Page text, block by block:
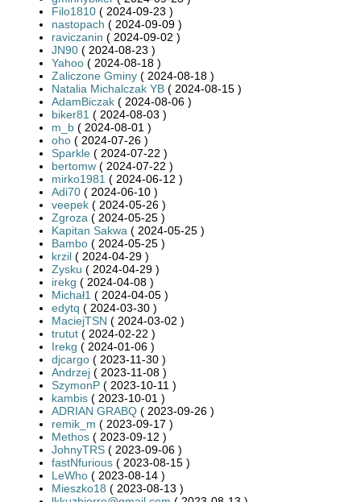
Filo1810 ( 2024-09-23 )
nastopach ( 2024-09-09 )
raviczanin ( 2024-09-02 )
JN90 ( 2024-08-23 )
Yahoo ( 2024-08-18 )
Zaliczone Gminy ( 2024-08-18 )
Natalia Michalczak YB ( 2024-08-15 )
AdamBiczak ( 2024-08-06 )
biker81 ( 2024-08-03 )
m_b ( 2024-08-01 )
oho ( 2024-07-26 )
Sparkle ( 2024-07-22 )
bertomw ( 2024-07-22 )
mirko1981 ( 2024-06-12 )
Adi70 ( 2024-06-10 )
veepek ( 2024-05-26 )
Zgroza ( 2024-05-25 )
Kapitan Sakwa ( 2024-05-25 )
Bambo ( 2024-05-25 )
krzil ( 2024-04-29 )
Zysku ( 2024-04-29 )
irekg ( 2024-04-08 )
Michał1 ( 2024-04-05 )
edytq ( 2024-03-30 )
MaciejTSN ( 2024-03-02 )
trutut ( 2024-02-22 )
Irekg ( 2024-01-06 )
djcargo ( 2023-11-30 )
Andrzej ( 2023-11-08 )
SzymonP ( 2023-10-11 )
kambis ( 2023-10-01 )
ADRIAN GRABQ ( 2023-09-26 )
remik_m ( 2023-09-17 )
Methos ( 2023-09-12 )
JohnyTRS ( 2023-09-06 )
fastNfurious ( 2023-08-15 )
LeWho ( 2023-08-14 )
Mieszko18 ( 2023-08-13 )